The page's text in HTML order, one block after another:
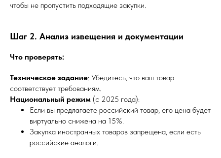
чтобы не пропустить подходящие закупки.
Шаг 2. Анализ извещения и документации
Что проверять:
Техническое задание: Убедитесь, что ваш товар
соответствует требованиям.
Национальный режим (с 2025 года):
Если вы предлагаете российский товар, его цена будет
виртуально снижена на 15%.
Закупка иностранных товаров запрещена, если есть
российские аналоги.